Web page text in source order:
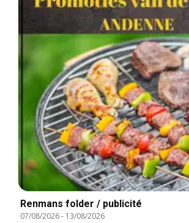
Renmans folder / publicité
07/08/2026- 13/08/2026